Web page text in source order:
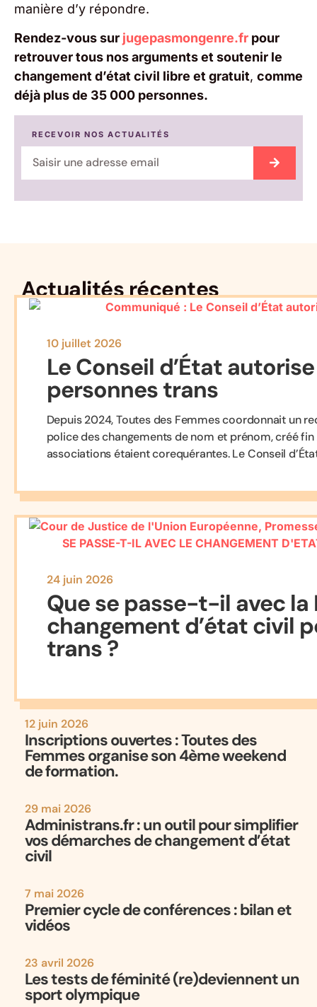
manière d’y répondre.
Rendez-vous sur jugepasmongenre.fr pour
retrouver tous nos arguments et soutenir le
changement d’état civil libre et gratuit, comme
déjà plus de 35 000 personnes.
RECEVOIR NOS ACTUALITÉS
Actualités récentes
10 juillet 2026
Le Conseil d’État
personnes trans
Depuis 2024, Toutes des Femmes coordonnait un
police des changements de nom et prénom, créé
associations étaient corequérantes. Le Conseil
24 juin 2026
Que se passe-t-il avec la
changement d’état civil
trans ?
12 juin 2026
Inscriptions ouvertes : Toutes des
Femmes organise son 4ème weekend
de formation.
29 mai 2026
Administrans.fr : un outil pour simplifier
vos démarches de changement d’état
civil
7 mai 2026
Premier cycle de conférences : bilan et
vidéos
23 avril 2026
Les tests de féminité (re)deviennent un
sport olympique